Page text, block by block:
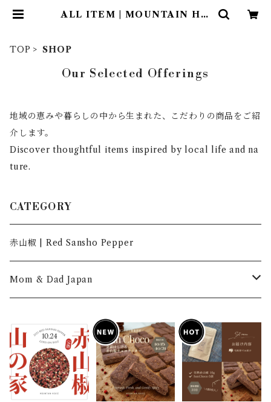
ALL ITEM | MOUNTAIN HO
TOP SHOP
Our Selected Offerings
地域の恵みや暮らしの中から生まれた、こだわりの商品をご紹
介します。
Discover thoughtful items inspired by local life and na
ture.
CATEGORY
赤山椒 | Red Sansho Pepper
Mom & Dad Japan
Ebook